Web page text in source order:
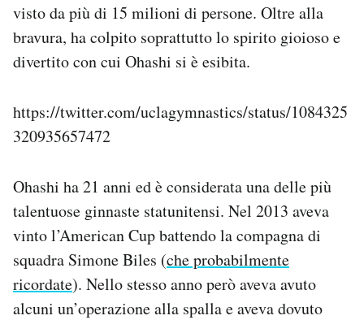
Area Personale
Newsletter
Notifiche mobile
Hai bisogno di aiuto?
visto da più di 15 milioni di persone. Oltre alla
bravura, ha colpito soprattutto lo spirito gioioso e
divertito con cui Ohashi si è esibita.
https://twitter.com/uclagymnastics/status/1084325
320935657472
Ohashi ha 21 anni ed è considerata una delle più
talentuose ginnaste statunitensi. Nel 2013 aveva
vinto l’American Cup battendo la compagna di
squadra Simone Biles (che probabilmente
ricordate). Nello stesso anno però aveva avuto
alcuni un’operazione alla spalla e aveva dovuto